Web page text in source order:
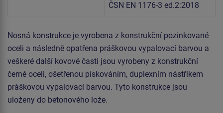
ČSN EN 1176-3 ed.2:2018
Nosná konstrukce je vyrobena z konstrukční pozinkované
oceli a následně opatřena práškovou vypalovací barvou a
veškeré další kovové časti jsou vyrobeny z konstrukční
černé oceli, ošetřenou pískováním, duplexním nástřikem
práškovou vypalovací barvou. Tyto konstrukce jsou
uloženy do betonového lože.